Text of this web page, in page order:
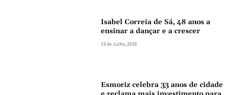
Isabel Correia de Sá, 48 anos a
ensinar a dançar e a crescer
15 de Julho, 2026
Esmoriz celebra 33 anos de cidade